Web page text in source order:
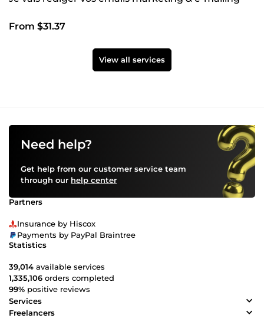
From $31.37
View all services
Need help?
Get help from our customer service team
through our help center
Partners
Insurance by Hiscox
Payments by PayPal Braintree
Statistics
39,014 available services
1,335,106 orders completed
99% positive reviews
Services
Freelancers